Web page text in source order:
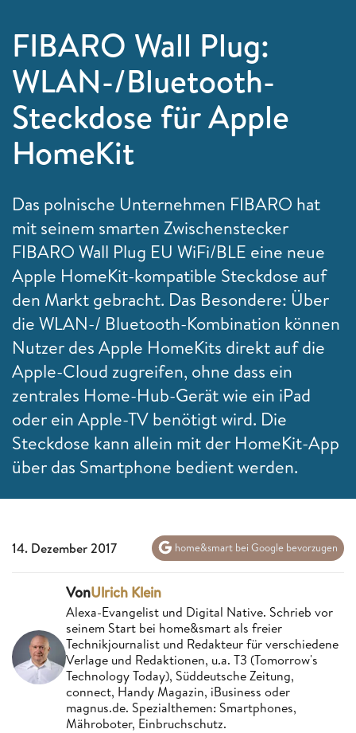
FIBARO Wall Plug:
WLAN-/Bluetooth-
Steckdose für Apple
HomeKit
Das polnische Unternehmen FIBARO hat
mit seinem smarten Zwischenstecker
FIBARO Wall Plug EU WiFi/BLE eine neue
Apple HomeKit-kompatible Steckdose auf
den Markt gebracht. Das Besondere: Über
die WLAN-/ Bluetooth-Kombination können
Nutzer des Apple HomeKits direkt auf die
Apple-Cloud zugreifen, ohne dass ein
zentrales Home-Hub-Gerät wie ein iPad
oder ein Apple-TV benötigt wird. Die
Steckdose kann allein mit der HomeKit-App
über das Smartphone bedient werden.
14. Dezember 2017 home&smart bei Google bevorzugen
VonUlrich Klein
Alexa-Evangelist und Digital Native. Schrieb vor
seinem Start bei home&smart als freier
Technikjournalist und Redakteur für verschiedene
Verlage und Redaktionen, u.a. T3 (Tomorrow's
Technology Today), Süddeutsche Zeitung,
connect, Handy Magazin, iBusiness oder
magnus.de. Spezialthemen: Smartphones,
Mähroboter, Einbruchschutz.